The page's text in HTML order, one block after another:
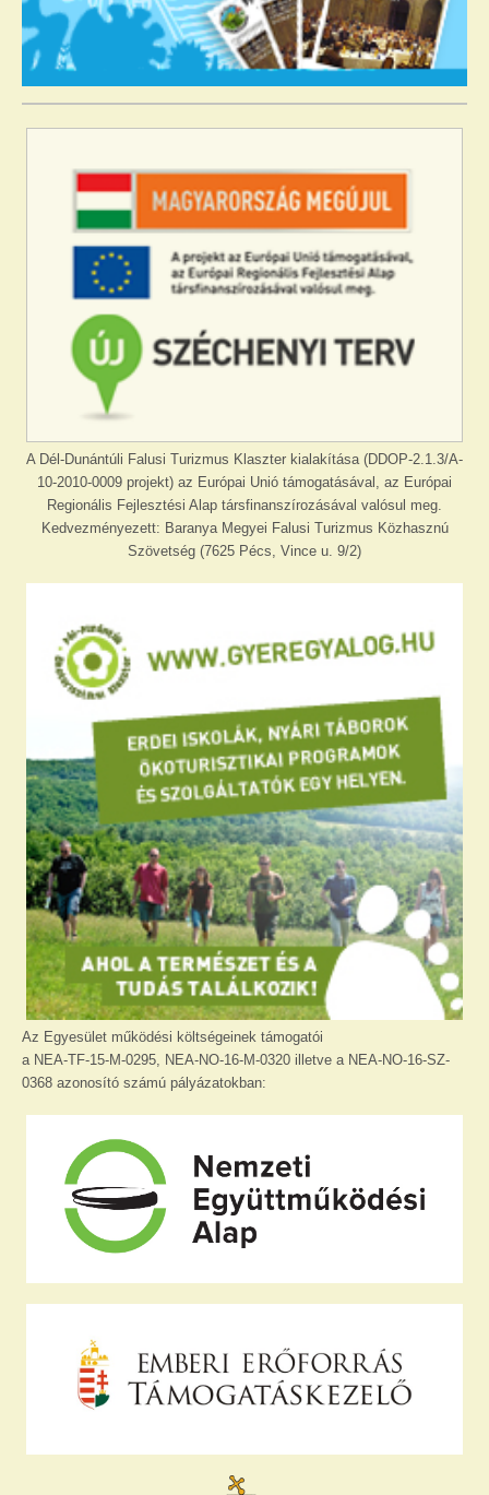
A Dél-Dunántúli Falusi Turizmus Klaszter kialakítása (DDOP-2.1.3/A-
10-2010-0009 projekt) az Európai Unió támogatásával, az Európai
Regionális Fejlesztési Alap társfinanszírozásával valósul meg.
Kedvezményezett: Baranya Megyei Falusi Turizmus Közhasznú
Szövetség (7625 Pécs, Vince u. 9/2)
Az Egyesület működési költségeinek támogatói
a NEA-TF-15-M-0295, NEA-NO-16-M-0320 illetve a NEA-NO-16-SZ-
0368 azonosító számú pályázatokban: